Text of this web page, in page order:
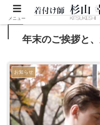
年末のご挨拶と
お知らせ
メニュー